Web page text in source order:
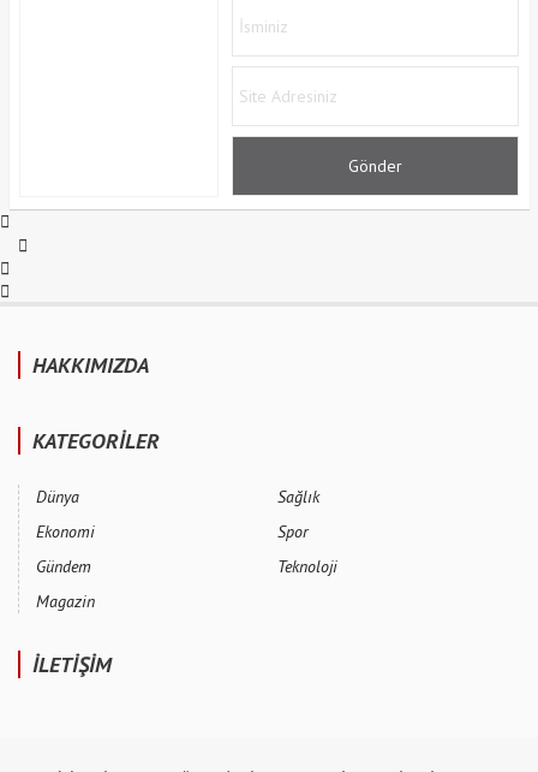
HAKKIMIZDA
KATEGORİLER
Dünya
Ekonomi
Gündem
Magazin
Sağlık
Spor
Teknoloji
İLETİŞİM